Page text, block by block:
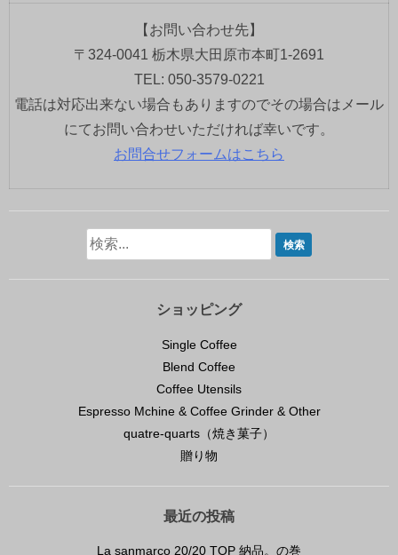
【お問い合わせ先】
〒324-0041 栃木県大田原市本町1-2691
TEL: 050-3579-0221
電話は対応出来ない場合もありますのでその場合はメール
にてお問い合わせいただければ幸いです。
お問合せフォームはこちら
ショッピング
Single Coffee
Blend Coffee
Coffee Utensils
Espresso Mchine & Coffee Grinder & Other
quatre-quarts（焼き菓子）
贈り物
最近の投稿
La sanmarco 20/20 TOP 納品。の巻